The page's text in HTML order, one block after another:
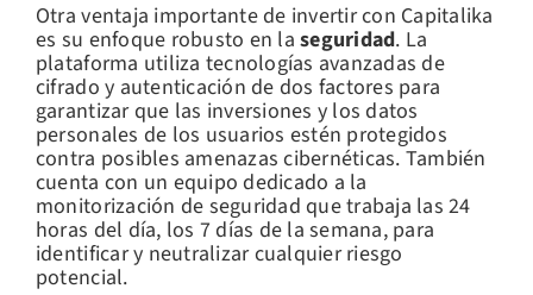
Otra ventaja importante de invertir con Capitalika
es su enfoque robusto en laseguridad. La
plataforma utiliza tecnologías avanzadas de
cifrado y autenticación de dos factores para
garantizar que las inversiones y los datos
personales de los usuarios estén protegidos
contra posibles amenazas cibernéticas. También
cuenta con un equipo dedicado a la
monitorización de seguridad que trabaja las 24
horas del día, los 7 días de la semana, para
identificar y neutralizar cualquier riesgo
potencial.